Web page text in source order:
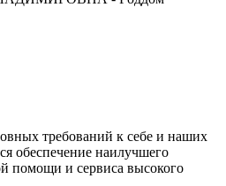
требований к себе и наших
обеспечение наилучшего
помощи и сервиса высокого